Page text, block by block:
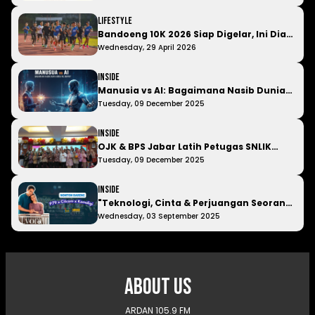
LIfestyle
Bandoeng 10K 2026 Siap Digelar, Ini Dia
Ajang Lari dengan Vibe Berbeda yang
Wednesday, 29 April 2026
Inside
Manusia vs AI: Bagaimana Nasib Dunia
Kerja ke Depan?
Tuesday, 09 December 2025
Inside
OJK & BPS Jabar Latih Petugas SNLIK
2026, Siap Turun ke Lapangan Awal
Tuesday, 09 December 2025
Inside
"Teknologi, Cinta & Perjuangan Seorang
Ibu" Padepokan 79 Ajak Insan Muda
Wednesday, 03 September 2025
About Us
ARDAN 105.9 FM